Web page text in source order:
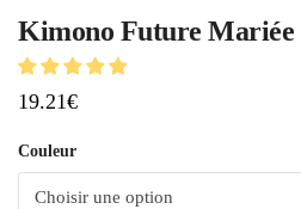
Kimono Future Mariée
19.21€
Couleur